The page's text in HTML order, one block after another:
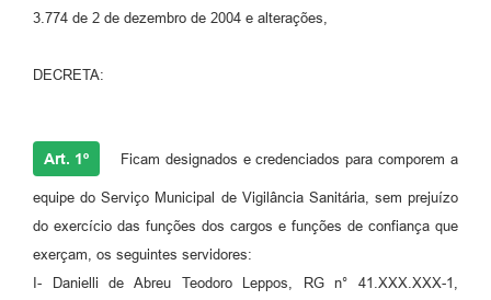
Contato
3.774 de 2 de dezembro de 2004 e alterações,
DECRETA:
Art. 1º Ficam designados e credenciados para comporem a
equipe do Serviço Municipal de Vigilância Sanitária, sem prejuízo
do exercício das funções dos cargos e funções de confiança que
exerçam, os seguintes servidores:
I- Danielli de Abreu Teodoro Leppos, RG n° 41.XXX.XXX-1,